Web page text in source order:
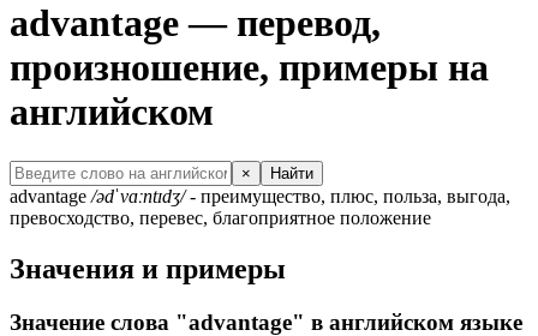
advantage — перевод,
произношение, примеры на
английском
× Найти
advantage /ədˈvɑːntɪdʒ/- преимущество, плюс, польза, выгода,
превосходство, перевес, благоприятное положение
Значения и примеры
Значение слова "advantage" в английском языке